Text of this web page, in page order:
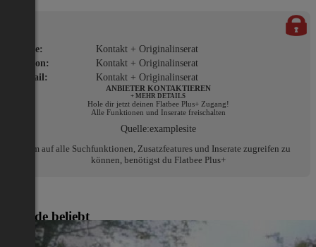
Name:
Kontakt + Originalinserat
Telefon:
Kontakt + Originalinserat
E-Mail:
Kontakt + Originalinserat
ANBIETER KONTAKTIEREN
+ MEHR DETAILS
Hole dir jetzt deinen Flatbee Plus+ Zugang!
Alle Funktionen und Inserate freischalten
Quelle:examplesite
Um auf alle Suchfunktionen, Zusatzfeatures und Inserate zugreifen zu
können, benötigst du Flatbee Plus+
Gerade beliebt